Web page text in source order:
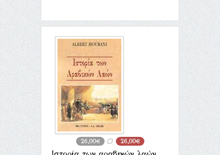
26,00€ 26,00€